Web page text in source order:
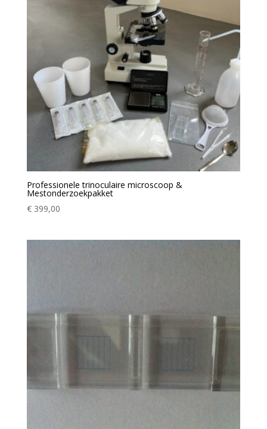
Professionele trinoculaire microscoop &
Mestonderzoekpakket
€399,00